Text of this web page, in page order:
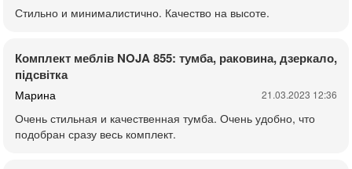
Стильно и минималистично. Качество на высоте.
Комплект меблів NOJA 855: тумба, раковина, дзеркало,
підсвітка
Марина 21.03.2023 12:36
Очень стильная и качественная тумба. Очень удобно, что
подобран сразу весь комплект.